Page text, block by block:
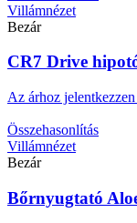
Villámnézet
Bezár
CR7 Drive
Az árhoz
Összehasonlítás
Villámnézet
Bezár
Bőrnyugtató